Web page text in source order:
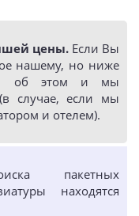
цены. Если Вы
нашему, но ниже
об этом и мы
случае, если мы
и отелем).
пакетных
находятся